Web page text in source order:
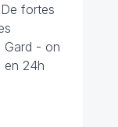
fortes
Gard - on
en 24h